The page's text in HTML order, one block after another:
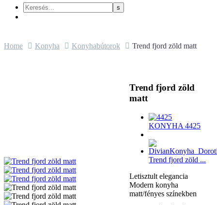
Home Konyha Konyhabútorok Trend fjord zöld matt
Trend fjord zöld
matt
KONYHA 4425
Trend fjord zöld ...
Letisztult elegancia
Modern konyha
matt/fényes színekben